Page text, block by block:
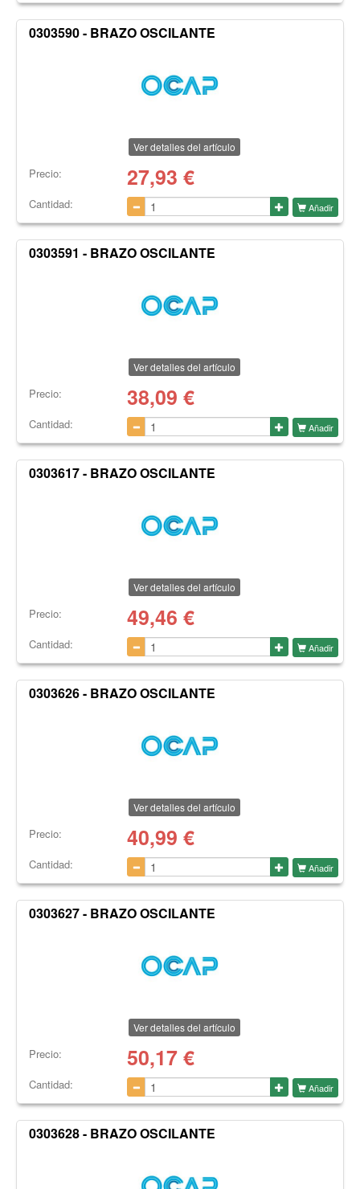
0303590 - BRAZO OSCILANTE
Ver detalles del artículo
Precio: 27,93 €
Cantidad: Añadir
0303591 - BRAZO OSCILANTE
Ver detalles del artículo
Precio: 38,09 €
Cantidad: Añadir
0303617 - BRAZO OSCILANTE
Ver detalles del artículo
Precio: 49,46 €
Cantidad: Añadir
0303626 - BRAZO OSCILANTE
Ver detalles del artículo
Precio: 40,99 €
Cantidad: Añadir
0303627 - BRAZO OSCILANTE
Ver detalles del artículo
Precio: 50,17€
Cantidad: Añadir
0303628 - BRAZO OSCILANTE